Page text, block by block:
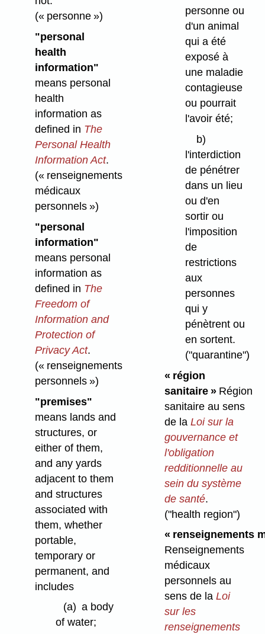
(« personne »)
"personal
health
information"
means personal
health
information as
defined in The
Personal Health
Information Act.
(« renseignements
médicaux
personnels »)
"personal
information"
means personal
information as
defined in The
Freedom of
Information and
Protection of
Privacy Act.
(« renseignements
personnels »)
"premises"
means lands and
structures, or
either of them,
and any yards
adjacent to them
and structures
associated with
them, whether
portable,
temporary or
permanent, and
includes
(a) a body
of water;
personne ou
d'un animal
qui a été
exposé à
une maladie
contagieuse
ou pourrait
l'avoir été;
b)
l'interdiction
de pénétrer
dans un lieu
ou d'en
sortir ou
l'imposition
de
restrictions
aux
personnes
qui y
pénètrent ou
en sortent.
("quarantine")
« région
sanitaire »Région
sanitaire au sens
de la Loi sur la
gouvernance et
l'obligation
redditionnelle au
sein du système
de santé.
("health region")
« renseignements
Renseignements
médicaux
personnels au
sens de la Loi
sur les
renseignements